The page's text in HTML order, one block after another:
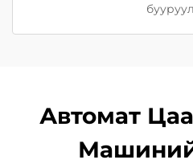
Автомат